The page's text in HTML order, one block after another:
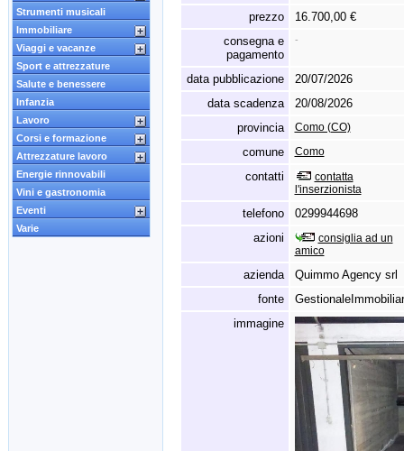
Strumenti musicali
Immobiliare
Viaggi e vacanze
Sport e attrezzature
Salute e benessere
Infanzia
Lavoro
Corsi e formazione
Attrezzature lavoro
Energie rinnovabili
Vini e gastronomia
Eventi
Varie
prezzo
16.700,00 €
consegna e
pagamento
-
data pubblicazione
20/07/2026
data scadenza
20/08/2026
provincia
Como (CO)
comune Como
contatti
contatta
l'inserzionista
telefono
0299944698
azioni
consiglia ad un
amico
azienda
Quimmo Agency srl
fonte
immagine